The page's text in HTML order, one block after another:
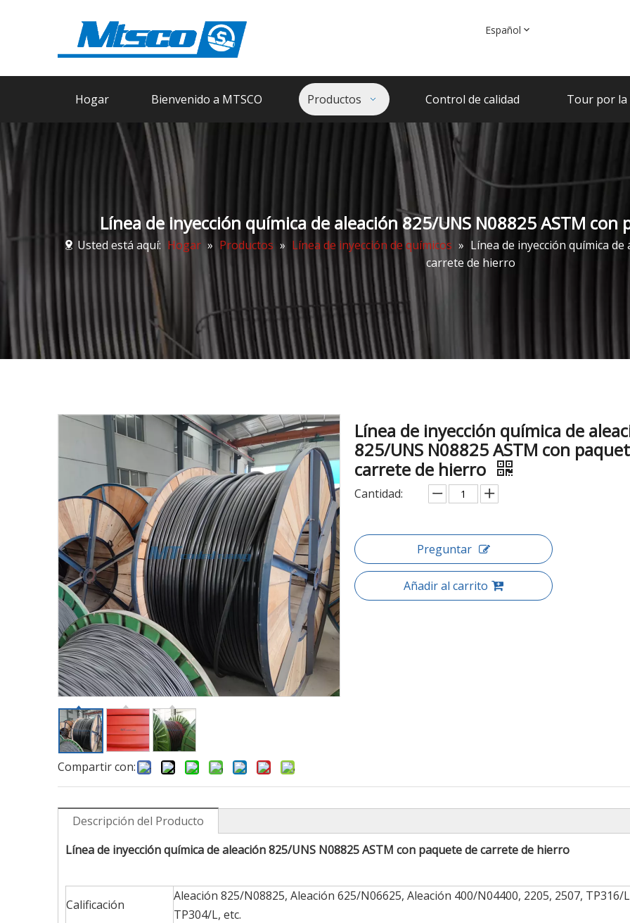
Español
Hogar Bienvenido a MTSCO Productos Control de calidad Tour por la
Línea de inyección química de aleación 825/UNS N08825 ASTM
Usted está aquí: Hogar » Productos » Línea de inyección de químicos » Línea de inyección química
carrete de hierro
Compartir con:
Línea de inyección química de
825/UNS N08825 ASTM con
carrete de hierro
Cantidad:
Preguntar
Añadir al carrito
Descripción del Producto
Línea de inyección química de aleación 825/UNS N08825 ASTM con paquete de carrete de hierro
Calificación
Aleación 825/N08825, Aleación 625/N06625, Aleación 400/N04400, 2205, 2507, TP316/
TP304/L, etc.